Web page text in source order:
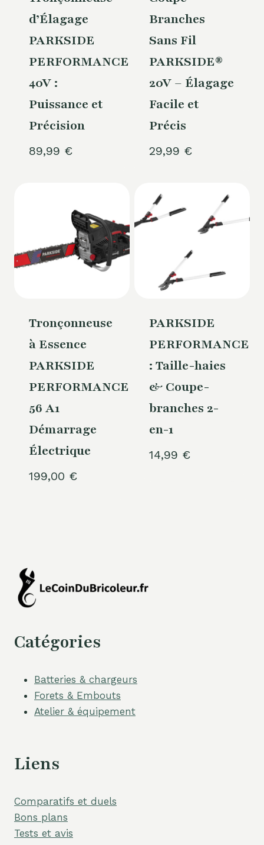
d’Élagage
PARKSIDE
PERFORMANCE®
40V :
Puissance et
Précision
89,99 €
Branches
Sans Fil
PARKSIDE®
20V – Élagage
Facile et
Précis
29,99 €
Tronçonneuse
à Essence
PARKSIDE
PERFORMANCE®
56 A1
Démarrage
Électrique
199,00 €
PARKSIDE
PERFORMANCE®
: Taille-haies
& Coupe-
branches 2-
en-1
14,99 €
Catégories
Batteries & chargeurs
Forets & Embouts
Atelier & équipement
Liens
Comparatifs et duels
Bons plans
Tests et avis